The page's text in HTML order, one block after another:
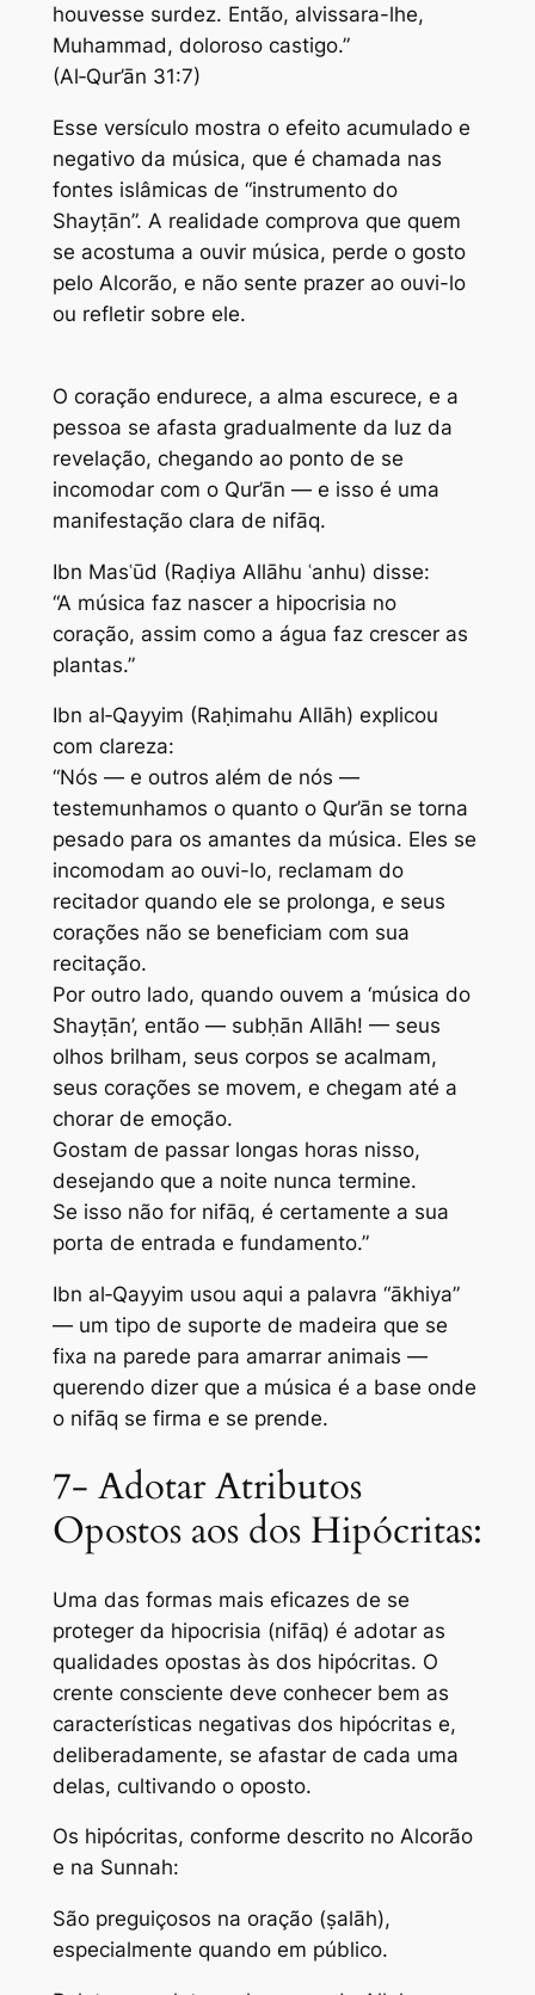
houvesse surdez. Então, alvissara-lhe,
Muhammad, doloroso castigo.”
(Al‑Qur’ān 31:7)
Esse versículo mostra o efeito acumulado e
negativo da música, que é chamada nas
fontes islâmicas de “instrumento do
Shayṭān”. A realidade comprova que quem
se acostuma a ouvir música, perde o gosto
pelo Alcorão, e não sente prazer ao ouvi-lo
ou refletir sobre ele.
O coração endurece, a alma escurece, e a
pessoa se afasta gradualmente da luz da
revelação, chegando ao ponto de se
incomodar com o Qur’ān — e isso é uma
manifestação clara de nifāq.
Ibn Masʿūd (Raḍiya Allāhu ʿanhu) disse:
“A música faz nascer a hipocrisia no
coração, assim como a água faz crescer as
plantas.”
Ibn al‑Qayyim (Raḥimahu Allāh) explicou
com clareza:
“Nós — e outros além de nós —
testemunhamos o quanto o Qur’ān se torna
pesado para os amantes da música. Eles se
incomodam ao ouvi-lo, reclamam do
recitador quando ele se prolonga, e seus
corações não se beneficiam com sua
recitação.
Por outro lado, quando ouvem a ‘música do
Shayṭān’, então — subḥān Allāh! — seus
olhos brilham, seus corpos se acalmam,
seus corações se movem, e chegam até a
chorar de emoção.
Gostam de passar longas horas nisso,
desejando que a noite nunca termine.
Se isso não for nifāq, é certamente a sua
porta de entrada e fundamento.”
Ibn al‑Qayyim usou aqui a palavra “ākhiya”
— um tipo de suporte de madeira que se
fixa na parede para amarrar animais —
querendo dizer que a música é a base onde
o nifāq se firma e se prende.
7- Adotar Atributos
Opostos aos dos Hipócritas:
Uma das formas mais eficazes de se
proteger da hipocrisia (nifāq) é adotar as
qualidades opostas às dos hipócritas. O
crente consciente deve conhecer bem as
características negativas dos hipócritas e,
deliberadamente, se afastar de cada uma
delas, cultivando o oposto.
Os hipócritas, conforme descrito no Alcorão
e na Sunnah:
São preguiçosos na oração (ṣalāh),
especialmente quando em público.